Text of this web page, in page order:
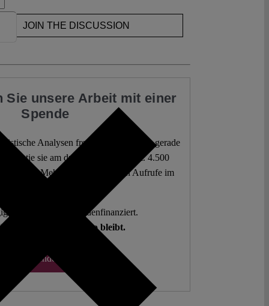
JOIN THE DISCUSSION
Sie unsere Arbeit mit einer
Spende
Analysen frei zur Verfügung – gerade
sie am dringendsten braucht. 4.500
Beiträge. Mehr als fünf Millionen Aufrufe im
Open Access. Spendenfinanziert.
auf Sie, damit es so bleibt.
Spenden ♡